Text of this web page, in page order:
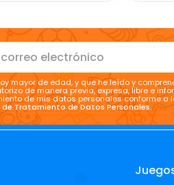
mayor de edad, y que he leído y
de manera previa, expresa, libre e
de mis datos personales conforme
Tratamiento de Datos Personales.